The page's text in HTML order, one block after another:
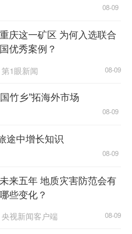
08-09
重庆这一矿区 为何入选联合
国优秀案例？
第1眼新闻 08-09
竹乡”拓海外市场
08-09
途中增长知识
08-09
未来五年 地质灾害防范会有
哪些变化？
央视新闻客户端 08-09